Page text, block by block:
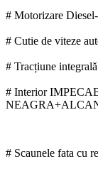
# Motorizare
# Cutie de viteze
# Tracțiune
# Interior
# Scaunele fata cu